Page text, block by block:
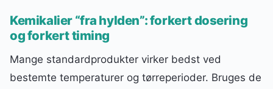
Kemikalier “fra hylden”: forkert dosering
og forkert timing
Mange standardprodukter virker bedst ved
bestemte temperaturer og tørreperioder. Bruges de